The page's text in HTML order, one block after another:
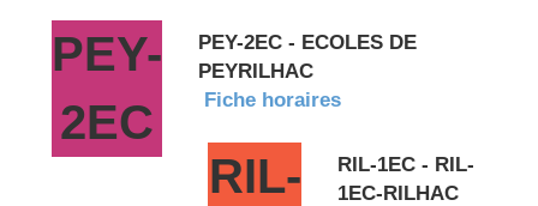
PEY-
2EC
PEY-2EC - ECOLES DE
PEYRILHAC
Fiche horaires
RIL-
RIL-1EC - RIL-
1EC-RILHAC